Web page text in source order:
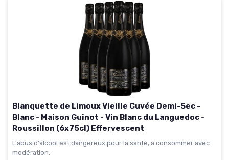
Blanquette de Limoux Vieille Cuvée Demi-Sec -
Blanc - Maison Guinot - Vin Blanc du Languedoc -
Roussillon (6x75cl) Effervescent
L'abus d'alcool est dangereux pour la santé, à consommer avec
modération.